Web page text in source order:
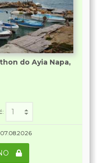
do Ayia Napa,
07.08.2026